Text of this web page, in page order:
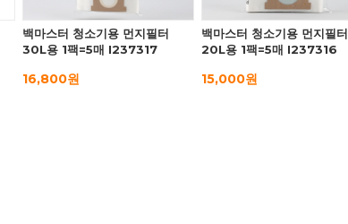
백마스터 청소기용 먼지필터
30L용 1팩=5매 I237317
16,800원
백마스터 청소기용 먼지필터
20L용 1팩=5매 I237316
15,000원